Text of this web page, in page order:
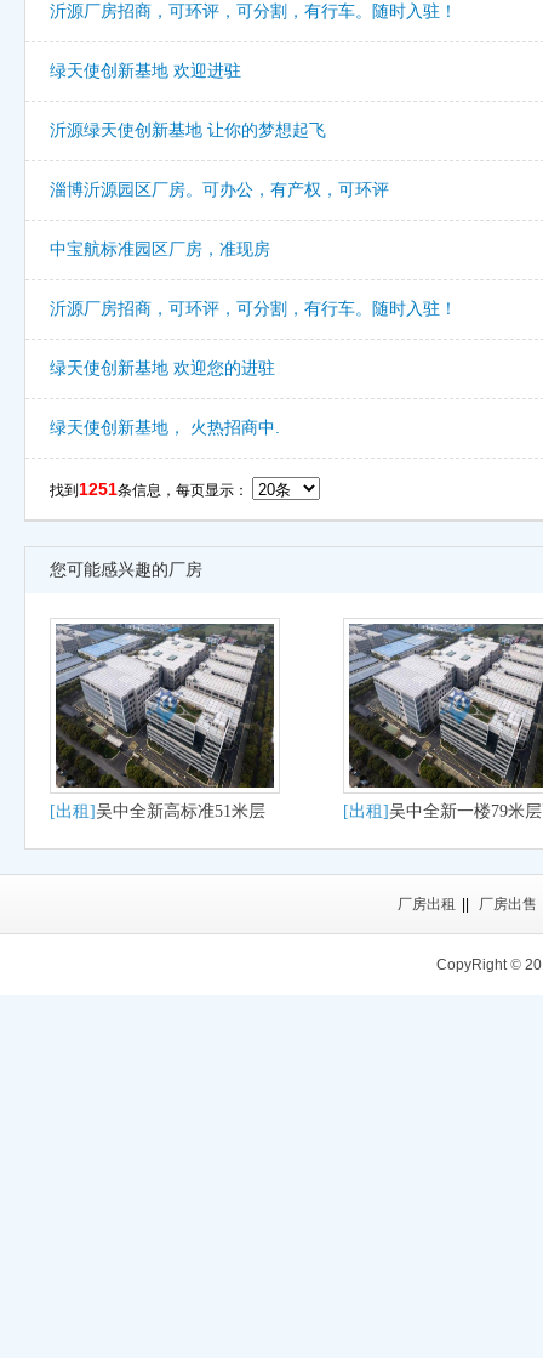
沂源厂房招商，可环评，可分割，有行车。随时入驻！
绿天使创新基地 欢迎进驻
沂源绿天使创新基地 让你的梦想起飞
淄博沂源园区厂房。可办公，有产权，可环评
中宝航标准园区厂房，准现房
沂源厂房招商，可环评，可分割，有行车。随时入驻！
绿天使创新基地 欢迎您的进驻
绿天使创新基地， 火热招商中.
找到 1251条信息，每页显示：
您可能感兴趣的厂房
[出租]吴中全新高标准51米层
高出租
[出租]吴中全新一楼79米
厂房出租
厂房出租 厂房出售
CopyRight©